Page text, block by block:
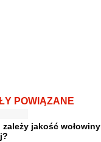
POWIĄZANE
zależy jakość wołowiny